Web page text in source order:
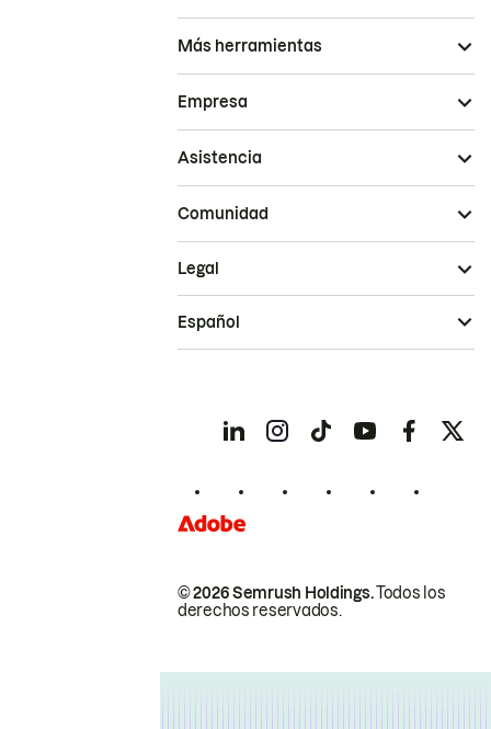
Más herramientas
Empresa
Asistencia
Comunidad
© 2026 Semrush Holdings.Todos los
derechos reservados.
Legal
Español